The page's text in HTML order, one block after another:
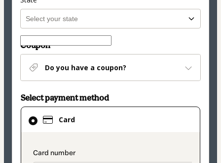
Coupon
Do you have a coupon?
Select payment method
Card
payment_data.section_title_v2
Card
selected
method